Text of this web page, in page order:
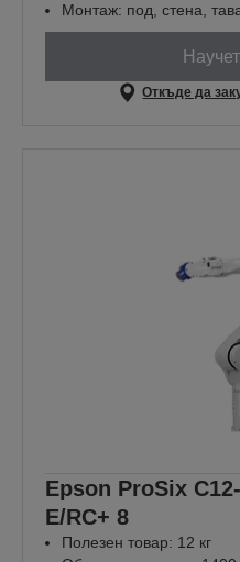
Монтаж: под, стена,
Откъде да
Epson ProSix
E/RC+ 8
Полезен товар: 12 кг